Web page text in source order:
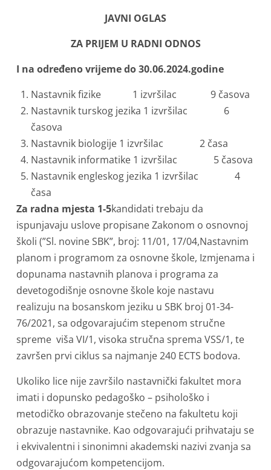
JAVNI OGLAS
ZA PRIJEM U RADNI ODNOS
I na određeno vrijeme do 30.06.2024.godine
Nastavnik fizike 1 izvršilac 9 časova
Nastavnik turskog jezika 1 izvršilac 6
časova
Nastavnik biologije 1 izvršilac 2 časa
Nastavnik informatike 1 izvršilac 5 časova
Nastavnik engleskog jezika 1 izvršilac 4
časa
Za radna mjesta 1-5kandidati trebaju da
ispunjavaju uslove propisane Zakonom o osnovnoj
školi (”Sl. novine SBK”, broj: 11/01, 17/04,Nastavnim
planom i programom za osnovne škole, Izmjenama i
dopunama nastavnih planova i programa za
devetogodišnje osnovne škole koje nastavu
realizuju na bosanskom jeziku u SBK broj 01-34-
76/2021, sa odgovarajućim stepenom stručne
spreme viša VI/1, visoka stručna sprema VSS/1, te
završen prvi ciklus sa najmanje 240 ECTS bodova.
Ukoliko lice nije završilo nastavnički fakultet mora
imati i dopunsko pedagoško – psihološko i
metodičko obrazovanje stečeno na fakultetu koji
obrazuje nastavnike. Kao odgovarajući prihvataju se
i ekvivalentni i sinonimni akademski nazivi zvanja sa
odgovarajućom kompetencijom.